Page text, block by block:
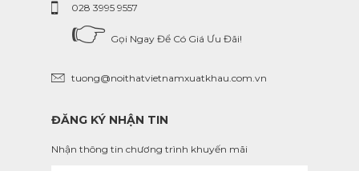
028 3995 9557
👉 Gọi Ngay Để Có Giá Ưu Đãi!
tuong@noithatvietnamxuatkhau.com.vn
ĐĂNG KÝ NHẬN TIN
Nhận thông tin chương trình khuyến mãi